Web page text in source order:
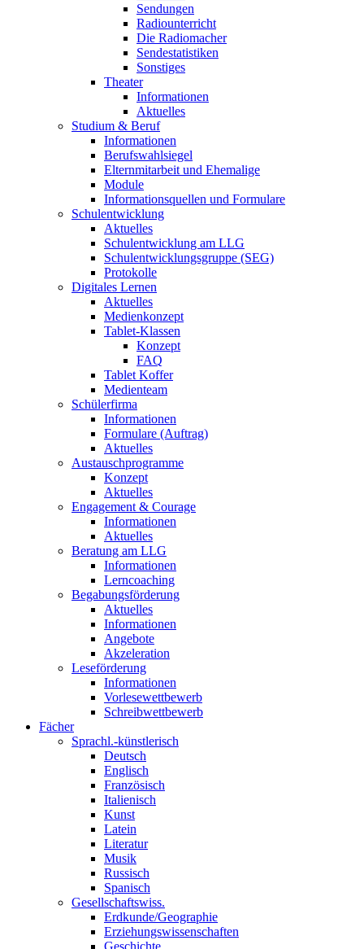
Sendungen
Radiounterricht
Die Radiomacher
Sendestatistiken
Sonstiges
Theater
Informationen
Aktuelles
Studium & Beruf
Informationen
Berufswahlsiegel
Elternmitarbeit und Ehemalige
Module
Informationsquellen und Formulare
Schulentwicklung
Aktuelles
Schulentwicklung am LLG
Schulentwicklungsgruppe (SEG)
Protokolle
Digitales Lernen
Aktuelles
Medienkonzept
Tablet-Klassen
Konzept
FAQ
Tablet Koffer
Medienteam
Schülerfirma
Informationen
Formulare (Auftrag)
Aktuelles
Austauschprogramme
Konzept
Aktuelles
Engagement & Courage
Informationen
Aktuelles
Beratung am LLG
Informationen
Lerncoaching
Begabungsförderung
Aktuelles
Informationen
Angebote
Akzeleration
Leseförderung
Informationen
Vorlesewettbewerb
Schreibwettbewerb
Fächer
Sprachl.-künstlerisch
Deutsch
Englisch
Französisch
Italienisch
Kunst
Latein
Literatur
Musik
Russisch
Spanisch
Gesellschaftswiss.
Erdkunde/Geographie
Erziehungswissenschaften
Geschichte